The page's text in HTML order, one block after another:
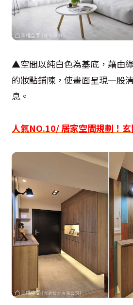
▲空間以純白色為基底，藉由
的妝點鋪陳，使畫面呈現一股
息。
人氣NO.10/ 居家空間規劃！